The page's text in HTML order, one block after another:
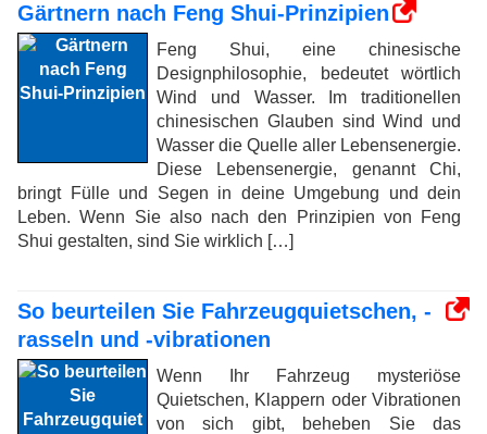
Gärtnern nach Feng Shui-Prinzipien
Feng Shui, eine chinesische
Designphilosophie, bedeutet wörtlich
Wind und Wasser. Im traditionellen
chinesischen Glauben sind Wind und
Wasser die Quelle aller Lebensenergie.
Diese Lebensenergie, genannt Chi,
bringt Fülle und Segen in deine Umgebung und dein
Leben. Wenn Sie also nach den Prinzipien von Feng
Shui gestalten, sind Sie wirklich […]
So beurteilen Sie Fahrzeugquietschen, -
rasseln und -vibrationen
Wenn Ihr Fahrzeug mysteriöse
Quietschen, Klappern oder Vibrationen
von sich gibt, beheben Sie das